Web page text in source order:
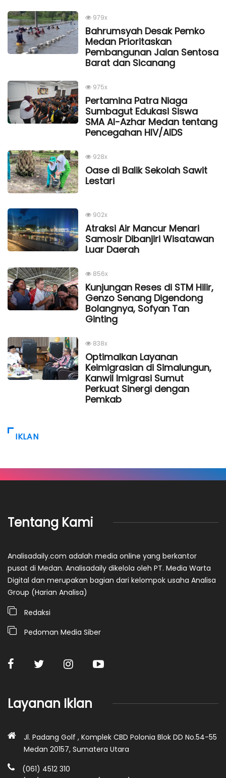
979x
Bahrumsyah Desak Pemko
Medan Prioritaskan
Pembangunan Jalan Sentosa
Barat dan Sicanang
975x
Pertamina Patra Niaga
Sumbagut Edukasi Siswa
SMA Al-Azhar Medan tentang
Pencegahan HIV/AIDS
928x
Oase di Balik Sekolah Sawit
Lestari
902x
Atraksi Air Mancur Menari
Samosir Dibanjiri Wisatawan
Luar Daerah
856x
Kunjungan Reses di STM Hilir,
Genzo Senang Digendong
Bolangnya, Sofyan Tan
Ginting
838x
Optimalkan Layanan
Keimigrasian di Simalungun,
Kanwil Imigrasi Sumut
Perkuat Sinergi dengan
Pemkab
IKLAN
Tentang Kami
Analisadaily.com adalah media online yang berkantor
pusat di Medan. Analisadaily dikelola oleh PT. Media Warta
Digital dan merupakan bagian dari kelompok usaha Analisa
Group (Harian Analisa)
Redaksi
Pedoman Media Siber
Layanan Iklan
Jl. Padang Golf , Komplek CBD Polonia Blok DD No.54-55
Medan 20157, Sumatera Utara
(061) 4512 310